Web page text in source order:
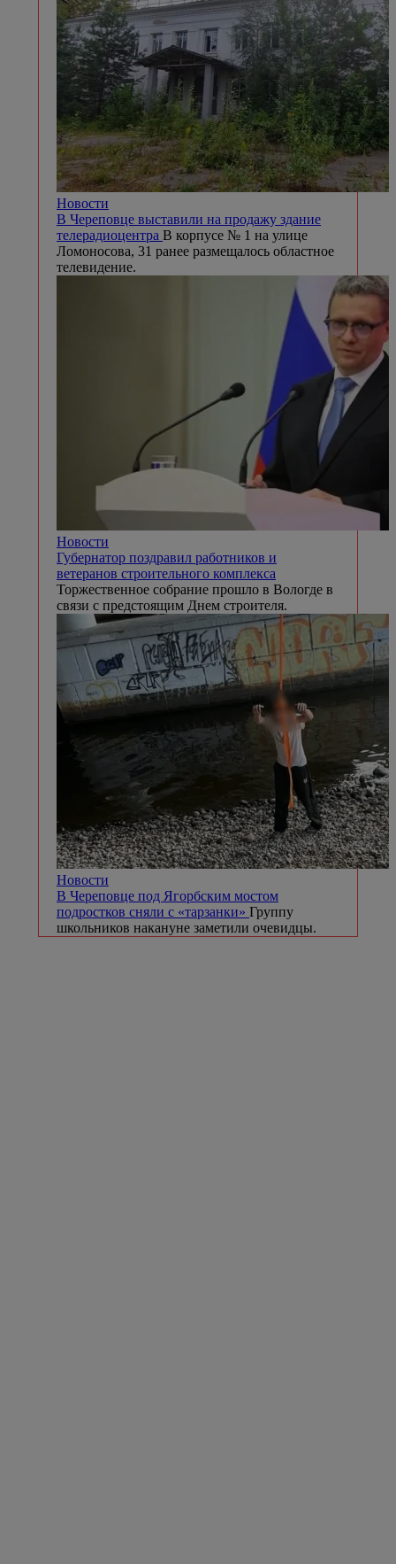
Новости
В Череповце выставили на продажу здание
телерадиоцентра В корпусе № 1 на улице
Ломоносова, 31 ранее размещалось областное
телевидение.
Новости
Губернатор поздравил работников и
ветеранов строительного комплекса
Торжественное собрание прошло в Вологде в
связи с предстоящим Днем строителя.
Новости
В Череповце под Ягорбским мостом
подростков сняли с «тарзанки» Группу
школьников накануне заметили очевидцы.